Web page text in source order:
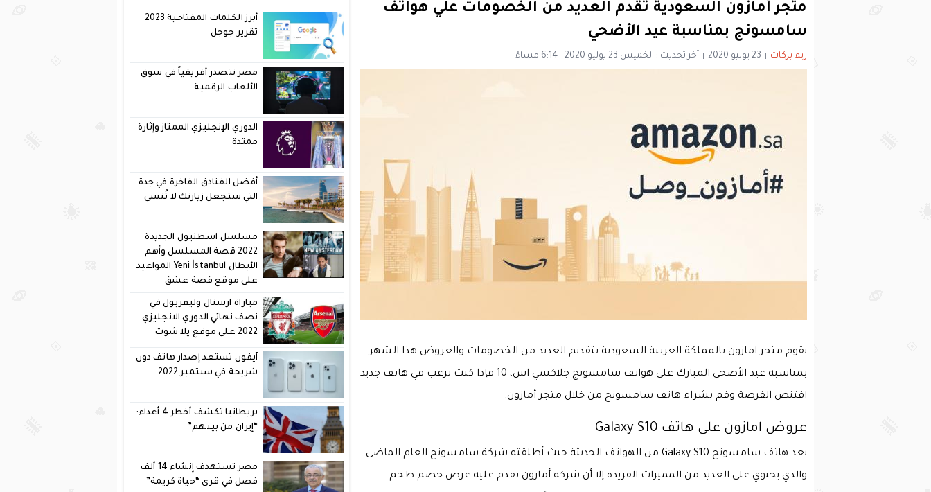
متجر أمازون السعودية تقدم العديد من الخصومات علي هواتف
سامسونج بمناسبة عيد الأضحي
ريم بركات 23 يوليو 2020 آخر تحديث : الخميس 23 يوليو 2020 - 6:14 مساءً
يقوم متجر امازون بالمملكة العربية السعودية بتقديم العديد من الخصومات والعروض هذا الشهر
بمناسبة عيد الأضحى المبارك على هواتف سامسونج جلاكسي اس، 10 فإذا كنت ترغب في هاتف جديد
اقتنص الفرصة وقم بشراء هاتف سامسونج من خلال متجر أمازون.
عروض امازون على هاتف Galaxy S10
يعد هاتف سامسونج Galaxy S10 من الهواتف الحديثة حيث أطلقته شركة سامسونج العام الماضي
والذي يحتوي على العديد من المميزات الفريدة إلا أن شركة أمازون تقدم عليه عرض خصم ظخم
أبرز الكلمات المفتاحية 2023
تقرير جوجل
مصر تتصدر أفريقياً في سوق
الألعاب الرقمية
الدوري الإنجليزي الممتاز وإثارة
ممتدة
أفضل الفنادق الفاخرة في جدة
التي ستجعل زيارتك لا تُنسى
مسلسل اسطنبول الجديدة
2022 قصة المسلسل وأهم
الأبطال Yeni İstanbul المواعيد
على موقع قصة عشق
مباراة ارسنال وليفربول في
نصف نهائي الدوري الانجليزي
2022 على موقع يلا شوت
آيفون تستعد إصدار هاتف دون
شريحة في سبتمبر 2022
بريطانيا تكشف أخطر 4 أعداء:
“إيران من بينهم”
مصر تستهدف إنشاء 14 ألف
فصل في قرى “حياة كريمة”